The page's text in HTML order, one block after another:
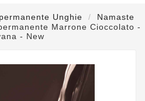
Unghie
Namaste
Marrone Cioccolato -
- New